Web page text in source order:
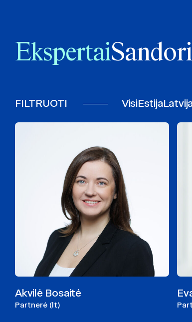
Ekspertai
FILTRUOTI VisiEstija
Akvilė Bosaitė
Partnerė (lt)